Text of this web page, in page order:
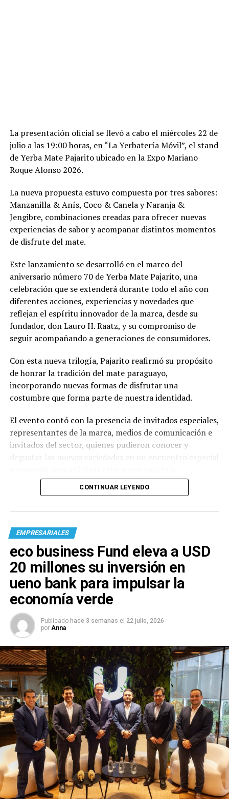
La presentación oficial se llevó a cabo el miércoles 22 de
julio a las 19:00 horas, en “La Yerbatería Móvil”, el stand
de Yerba Mate Pajarito ubicado en la Expo Mariano
Roque Alonso 2026.
La nueva propuesta estuvo compuesta por tres sabores:
Manzanilla & Anís, Coco & Canela y Naranja &
Jengibre, combinaciones creadas para ofrecer nuevas
experiencias de sabor y acompañar distintos momentos
de disfrute del mate.
Este lanzamiento se desarrolló en el marco del
aniversario número 70 de Yerba Mate Pajarito, una
celebración que se extenderá durante todo el año con
diferentes acciones, experiencias y novedades que
reflejan el espíritu innovador de la marca, desde su
fundador, don Lauro H. Raatz, y su compromiso de
seguir acompañando a generaciones de consumidores.
Con esta nueva trilogía, Pajarito reafirmó su propósito
de honrar la tradición del mate paraguayo,
incorporando nuevas formas de disfrutar una
costumbre que forma parte de nuestra identidad.
El evento contó con la presencia de invitados especiales,
representantes de la marca, medios de comunicación e
invitados del sector, quienes pudieron conocer y
CONTINUAR LEYENDO
EMPRESARIALES
eco business Fund eleva a USD
20 millones su inversión en
ueno bank para impulsar la
economía verde
Publicado hace 3 semanas el 22 julio, 2026
por Anna